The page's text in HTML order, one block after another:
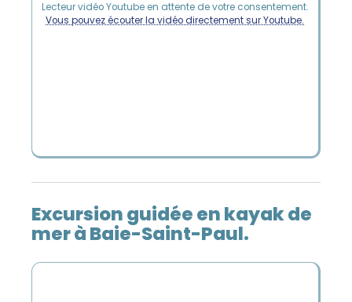
Lecteur vidéo Youtube en attente de votre consentement.
Vous pouvez écouter la vidéo directement sur Youtube.
Excursion guidée en kayak de
mer à Baie-Saint-Paul.